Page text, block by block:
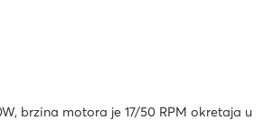
brzina motora je 17/50 RPM okretaja u